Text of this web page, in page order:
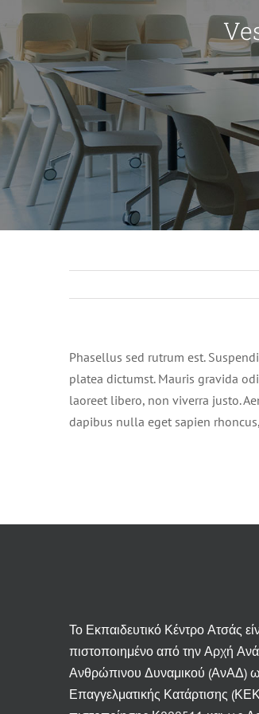
Phasellus sed rutrum est.
platea dictumst. Mauris gravida
laoreet libero, non viverra justo.
dapibus nulla eget sapien
Το Εκπαιδευτικό Κέντρο Ατσάς
πιστοποιημένο από την Αρχή
Ανθρώπινου Δυναμικού (ΑνΑΔ)
Επαγγελματικής Κατάρτισης